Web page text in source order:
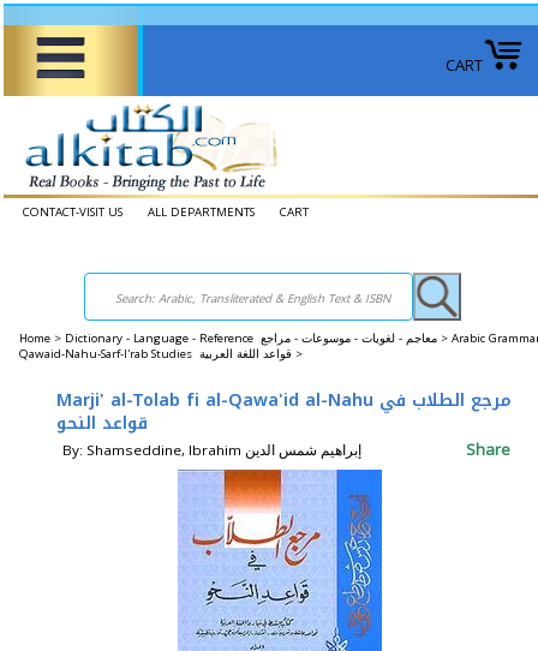
CART
CONTACT-VISIT US ALL DEPARTMENTS CART
Home > Dictionary - Language - Reference معاجم - لغويات - موسوعات - مراجع > Arabic
Qawaid-Nahu-Sarf-I'rab Studies قواعد اللغة العربية >
Marji' al-Tolab fi al-Qawa'id al-Nahu مرجع الطلاب في
قواعد النحو
By: Shamseddine, Ibrahim إبراهيم شمس الدين Share